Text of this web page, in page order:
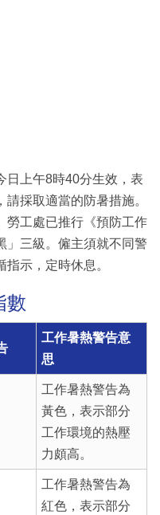
日上午8時40分生效，表
採取適當的防暑措施。
勞工處已推行《預防工作
」三級。僱主須就不同警
示，定時休息。
數
工作暑熱警告意
思
工作暑熱警告為
黃色，表示部分
工作環境的熱壓
力頗高。
工作暑熱警告為
紅色，表示部分